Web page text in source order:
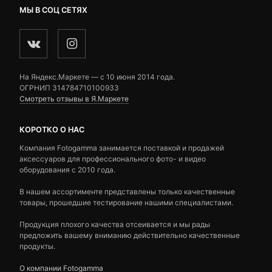
МЫ В СОЦ СЕТЯХ
На Яндекс.Маркете — c 10 июня 2014 года.
ОГРНИП 314784710100933
Смотреть отзывы в Я.Маркете
КОРОТКО О НАС
Компания Fotogamma занимается поставкой и продажей
аксессуаров для профессионального фото- и видео
оборудования с 2010 года.
В нашем ассортименте представлены только качественные
товары, прошедшие тестирование нашими специалистами.
Продукция плохого качества отсеивается и мы рады
предложить вашему вниманию действительно качественные
продукты.
О компании Fotogamma